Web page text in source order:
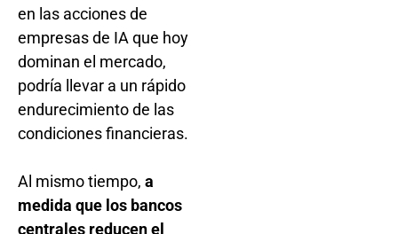
en las acciones de
empresas de IA que hoy
dominan el mercado,
podría llevar a un rápido
endurecimiento de las
condiciones financieras.
Al mismo tiempo, a
medida que los bancos
centrales reducen el